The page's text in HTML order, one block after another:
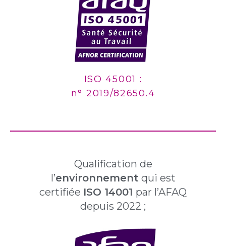
ISO 45001 :
n° 2019/82650.4
Qualification de
l’environnement qui est
certifiée ISO 14001 par l’AFAQ
depuis 2022 ;